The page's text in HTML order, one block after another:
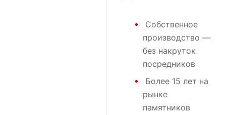
Собственное
производство —
без накруток
посредников
Более 15 лет на
рынке
памятников